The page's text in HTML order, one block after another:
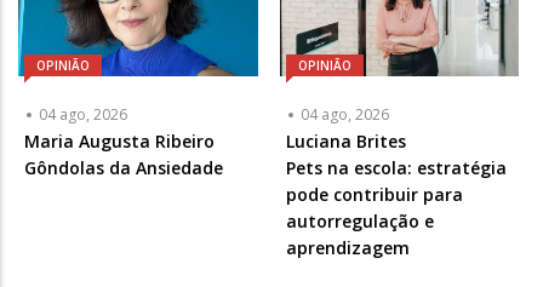
OPINIÃO
04 ago, 2026
Articulista
ou
Maria Augusta Ribeiro
Gôndolas da Ansiedade
OPINIÃO
04 ago, 2026
Articulista
ou
Chamada
-
Opcional
Luciana Brites
Pets na escola: estratégia
pode contribuir para
autorregulação e
aprendizagem